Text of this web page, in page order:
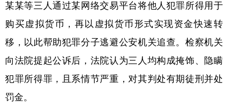
地方频道
北京 天津 河北 山西
浙江 安徽 福建 江西
某某等三人通过某网络交易平台将他人犯罪所得用于
购买虚拟货币，再以虚拟货币形式实现资金快速转
移，以此帮助犯罪分子逃避公安机关追查。检察机关
向法院提起公诉后，法院认为三人均构成掩饰、隐瞒
犯罪所得罪，且系情节严重，对其判处有期徒刑并处
罚金。